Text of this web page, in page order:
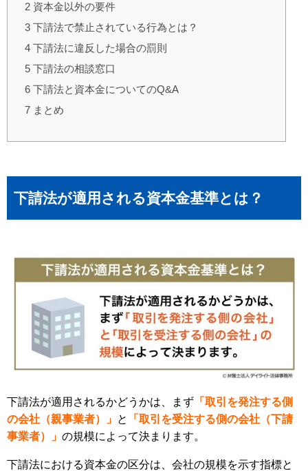
2 資本金以外の要件
3 下請法で禁止されている行為とは？
4 下請法に違反した場合の罰則
5 下請法の相談窓口
6 下請法と資本金についてのQ&A
7 まとめ
下請法が適用される資本金基準とは？
下請法が適用されるかどうかは、まず 「取引を発注する側
の会社（親事業者）」 と
「取引を受注する側の会社（下請
事業者）」 の規模によって決まります。
下請法における資本金の区分は、会社の規模を示す指標と